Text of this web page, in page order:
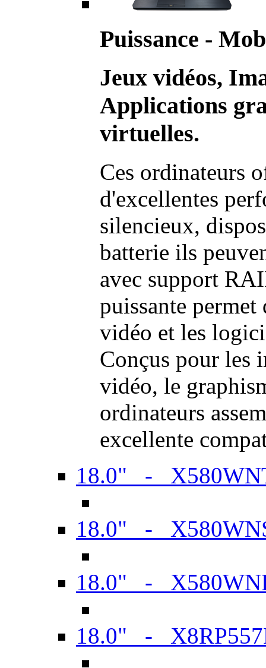
Puissance -
Jeux vidéos,
Applications
virtuelles.
Ces ordinateurs
d'excellentes
silencieux,
batterie ils
avec support
puissante permet
vidéo et les
Conçus pour les
vidéo, le
ordinateurs
excellente
18.0" -
18.0" -
18.0" -
18.0" -